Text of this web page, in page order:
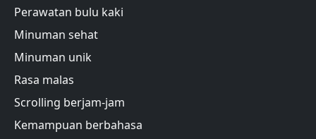
Perawatan bulu kaki
Minuman sehat
Minuman unik
Rasa malas
Scrolling berjam-jam
Kemampuan berbahasa